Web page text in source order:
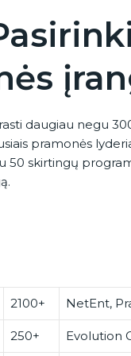
daugiau negu
pramonės
50 skirtingų
2100+ NetEnt,
250+ Evolution